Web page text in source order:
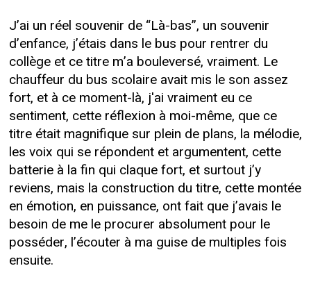
J’ai un réel souvenir de “Là-bas”, un souvenir
d’enfance, j’étais dans le bus pour rentrer du
collège et ce titre m’a bouleversé, vraiment. Le
chauffeur du bus scolaire avait mis le son assez
fort, et à ce moment-là, j'ai vraiment eu ce
sentiment, cette réflexion à moi-même, que ce
titre était magnifique sur plein de plans, la mélodie,
les voix qui se répondent et argumentent, cette
batterie à la fin qui claque fort, et surtout j’y
reviens, mais la construction du titre, cette montée
en émotion, en puissance, ont fait que j’avais le
besoin de me le procurer absolument pour le
posséder, l’écouter à ma guise de multiples fois
ensuite.